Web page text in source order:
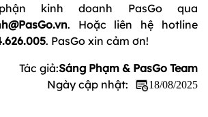
kinh doanh PasGo qua
. Hoặc liên hệ hotline
. PasGo xin cảm ơn!
Tác giả:Sáng Phạm & PasGo Team
Ngày cập nhật:
18/08/2025